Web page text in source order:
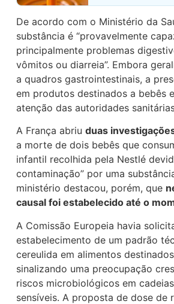
De acordo com o Ministério da
substância é “provavelmente
principalmente problemas
vômitos ou diarreia”. Embora
a quadros gastrointestinais, a
em produtos destinados a bebês
atenção das autoridades
A França abriuduas
a morte de dois bebês que
infantil recolhida pela Nestlé
contaminação” por uma
ministério destacou, porém, que
causal foi estabelecido até o
A Comissão Europeia havia
estabelecimento de um padrão
cereulida em alimentos
sinalizando uma preocupação
riscos microbiológicos em
sensíveis. A proposta de dose de